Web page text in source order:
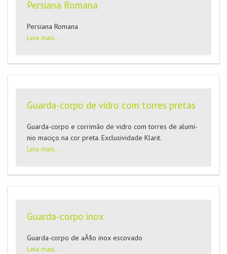
Persiana Romana
Persiana Romana
Leia mais...
Guarda-corpo de vidro com torres pretas
Guarda-corpo e corrimão de vidro com torres de alumí­
nio maciço na cor preta. Exclusividade Klarit.
Leia mais...
Guarda-corpo inox
Guarda-corpo de aÃ§o inox escovado
Leia mais...